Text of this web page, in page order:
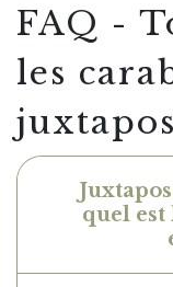
FAQ -
les
quel est